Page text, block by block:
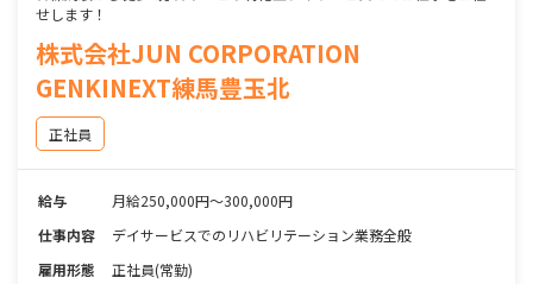
せします！
株式会社JUN CORPORATION
GENKINEXT練馬豊玉北
正社員
給与
月給250,000円～300,000円
仕事内容
デイサービスでのリハビリテーション業務全般
雇用形態
正社員(常勤)